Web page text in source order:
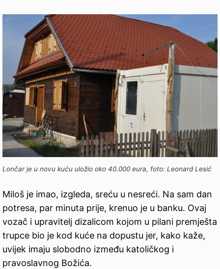
Lončar je u novu kuću uložio oko 40.000 eura, foto: Leonard Lesić
Miloš je imao, izgleda, sreću u nesreći. Na sam dan
potresa, par minuta prije, krenuo je u banku. Ovaj
vozač i upravitelj dizalicom kojom u pilani premješta
trupce bio je kod kuće na dopustu jer, kako kaže,
uvijek imaju slobodno između katoličkog i
pravoslavnog Božića.